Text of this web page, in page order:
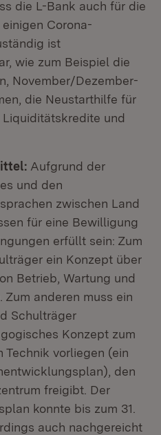
die L-Bank auch für die
Corona-
ist
wie zum Beispiel die
November/Dezember-
die Neustarthilfe für
und
Aufgrund der
und den
zwischen Land
für eine Bewilligung
erfüllt sein: Zum
ein Konzept über
Betrieb, Wartung und
Zum anderen muss ein
Schulträger
Konzept zum
Technik vorliegen (ein
den
freigibt. Der
konnte bis zum 31.
auch nachgereicht